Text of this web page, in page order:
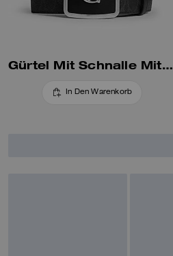
Gürtel Mit Schnalle Mit Signature-Plaque, 38 Mm
In Den Warenkorb